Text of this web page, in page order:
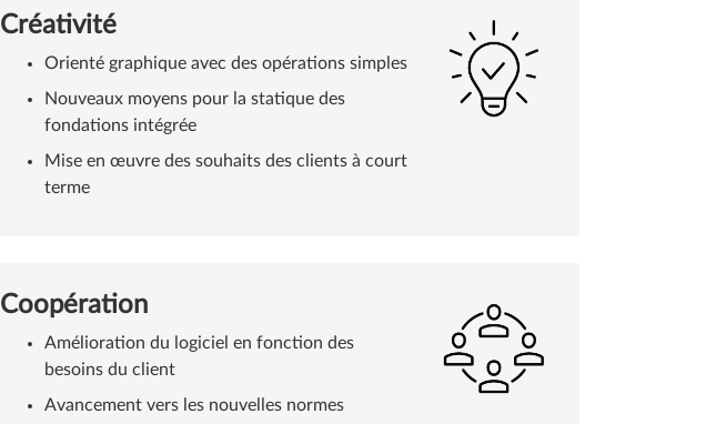
Créativité
Orienté graphique avec des opérations simples
Nouveaux moyens pour la statique des
fondations intégrée
Mise en œuvre des souhaits des clients à court
terme
Coopération
Amélioration du logiciel en fonction des
besoins du client
Avancement vers les nouvelles normes